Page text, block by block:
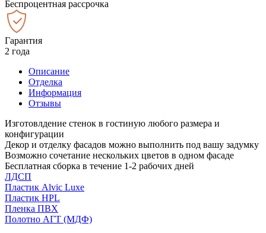
Беспроцентная рассрочка
Гарантия
2 года
Описание
Отделка
Информация
Отзывы
Изготовлдение стенок в гостиную любого размера и
конфигурации
Декор и отделку фасадов можно выполнить под вашу задумку
Возможно сочетание нескольких цветов в одном фасаде
Бесплатная сборка в течение 1-2 рабочих дней
ЛДСП
Пластик Alvic Luxe
Пластик HPL
Пленка ПВХ
Полотно АГТ (МДФ)